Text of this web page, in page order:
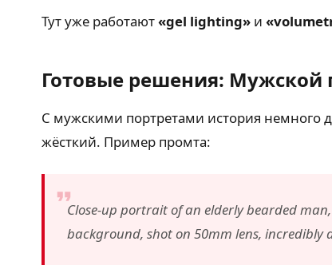
Тут уже работают«gel lighting» и
Готовые решения: Мужской
С мужскими портретами история немного
жёсткий. Пример промта:
Close-up portrait of an elderly bearded
background, shot on 50mm lens,